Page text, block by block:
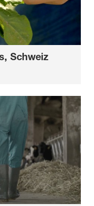
Schweiz